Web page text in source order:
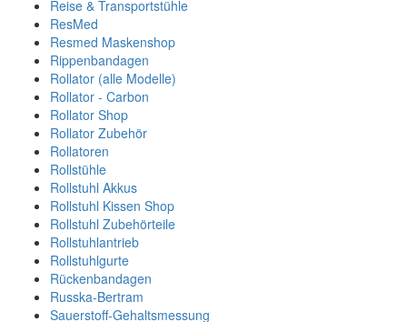
Reise & Transportstühle
ResMed
Resmed Maskenshop
Rippenbandagen
Rollator (alle Modelle)
Rollator - Carbon
Rollator Shop
Rollator Zubehör
Rollatoren
Rollstühle
Rollstuhl Akkus
Rollstuhl Kissen Shop
Rollstuhl Zubehörteile
Rollstuhlantrieb
Rollstuhlgurte
Rückenbandagen
Russka-Bertram
Sauerstoff-Gehaltsmessung